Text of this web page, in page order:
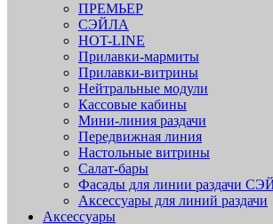
ПРЕМЬЕР
СЭЙЛА
HOT-LINE
Прилавки-мармиты
Прилавки-витрины
Нейтральные модули
Кассовые кабины
Мини-линия раздачи
Передвижная линия
Настольные витрины
Салат-бары
Фасады для линии раздачи
Аксессуары для линий раздачи
Аксессуары